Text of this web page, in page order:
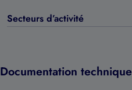
Secteurs d’activité
Documentation technique